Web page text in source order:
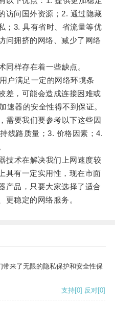
访问国外资源；2. 通过隐藏
；3. 具有省时、省流量等优
问拥挤的网络、减少了网络
样存在着一些缺点。
满足一定的网络环境条
差，可能会造成连接困难或
速器的安全性得不到保证。
要我们要参考以下这些因
线路质量；3. 价格因素；4.
术在解决我们上网速度较
具有一定实用性，现在市面
产品，只要大家选择了适合
更稳定的网络服务。
来了无限的隐私保护和安全性保
支持[0] 反对[0]